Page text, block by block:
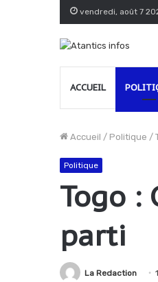
vendredi, août 7
ACCUEIL
Accueil / Politique /
Politique
Togo :
parti
La Redaction